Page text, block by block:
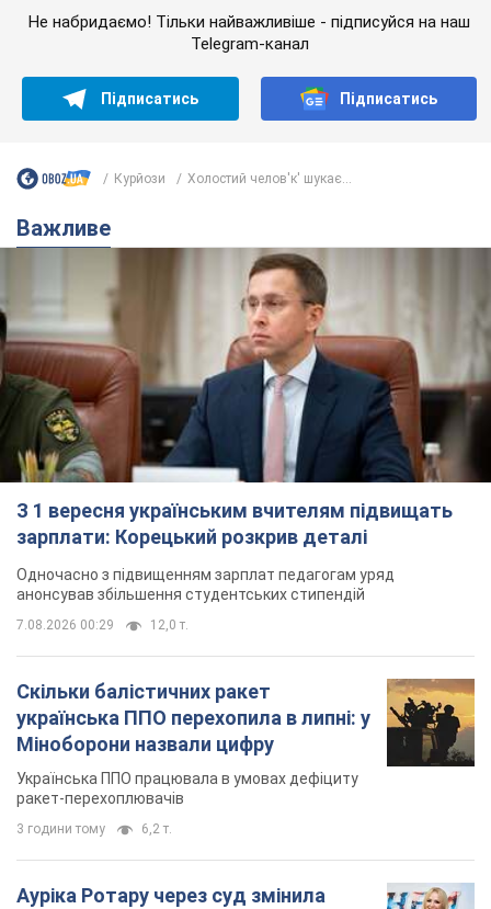
Не набридаємо! Тільки найважливіше - підписуйся на наш
Telegram-канал
Підписатись Підписатись
Курйози Холостий челов'к' шукає...
Важливе
З 1 вересня українським вчителям підвищать
зарплати: Корецький розкрив деталі
Одночасно з підвищенням зарплат педагогам уряд
анонсував збільшення студентських стипендій
7.08.2026 00:29 12,0 т.
Скільки балістичних ракет
українська ППО перехопила в липні: у
Міноборони назвали цифру
Українська ППО працювала в умовах дефіциту
ракет-перехоплювачів
3 години тому 6,2 т.
Ауріка Ротару через суд змінила